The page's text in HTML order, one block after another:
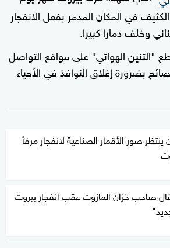
الكثيف في المكان المدمر بفعل الانفجار
وخلف دمارا كبيرا.
"التنين الهوائي" على مواقع التواصل
بضرورة إغلاق النوافذ في الأحياء
ينتظر صور الأقمار الصناعية لانفجار مرفأ
صاحب خزان المازوت عقب انفجار بيروت